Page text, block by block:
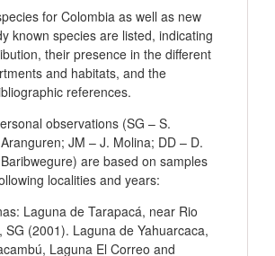
for Colombia as well as new
known species are listed, indicating
their presence in the different
and habitats, and the
references.
observations (SG – S.
JM – J. Molina; DD – D.
are based on samples
localities and years:
Laguna de Tarapacá, near Rio
SG (2001). Laguna de Yahuarcaca,
Laguna El Correo and